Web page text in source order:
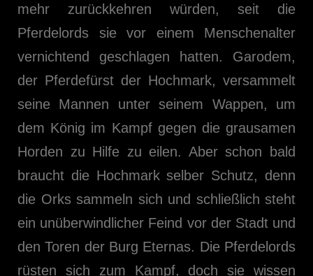
mehr zurückkehren würden, seit die
Pferdelords sie vor einem Menschenalter
vernichtend geschlagen hatten. Garodem,
der Pferdefürst der Hochmark, versammelt
seine Mannen unter seinem Wappen, um
dem König im Kampf gegen die grausamen
Horden zu Hilfe zu eilen. Aber schon bald
braucht die Hochmark selber Schutz, denn
die Orks sammeln sich und schließlich steht
ein unüberwindlicher Feind vor der Stadt und
den Toren der Burg Eternas. Die Pferdelords
rüsten sich zum Kampf, doch sie wissen